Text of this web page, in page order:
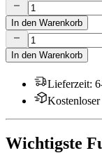
In den Warenkorb
In den Warenkorb
Lieferzeit:
Wichtigste